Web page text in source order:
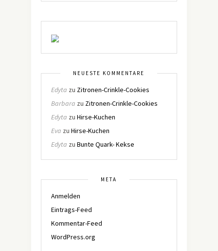
NEUESTE KOMMENTARE
Edyta zu Zitronen-Crinkle-Cookies
Barbara zu Zitronen-Crinkle-Cookies
Edyta zu Hirse-Kuchen
Eva zu Hirse-Kuchen
Edyta zu Bunte Quark- Kekse
META
Anmelden
Eintrags-Feed
Kommentar-Feed
WordPress.org